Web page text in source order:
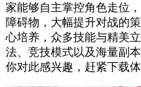
家能够自主掌控角色走位
障碍物，大幅提升对战的
心培养，众多技能与精美
法、竞技模式以及海量副
你对此感兴趣，赶紧下载体